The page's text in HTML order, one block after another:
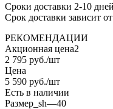
Сроки доставки 2-10
Срок доставки зависит
РЕКОМЕНДАЦИИ
Акционная цена2
2 795 руб./шт
Цена
5 590 руб./шт
Есть в наличии
Размер_sh—40